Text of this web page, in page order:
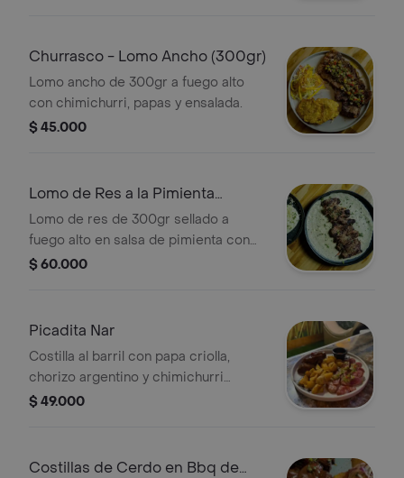
Churrasco - Lomo Ancho (300gr)
Lomo ancho de 300gr a fuego alto
con chimichurri, papas y ensalada.
$ 45.000
Lomo de Res a la Pimienta
(300gr)
Lomo de res de 300gr sellado a
fuego alto en salsa de pimienta con
papas calientes.
$ 60.000
Picadita Nar
Costilla al barril con papa criolla,
chorizo argentino y chimichurri
artesanal. Para compartir.
$ 49.000
Costillas de Cerdo en Bbq de